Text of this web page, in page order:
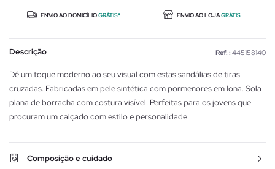
ENVIO AO DOMICÍLIOGRÁTIS* ENVIO AO LOJAGRÁTIS
Descrição Ref. : 445158140
Dê um toque moderno ao seu visual com estas sandálias de tiras
cruzadas. Fabricadas em pele sintética com pormenores em lona. Sola
plana de borracha com costura visível. Perfeitas para os jovens que
procuram um calçado com estilo e personalidade.
Composição e cuidado